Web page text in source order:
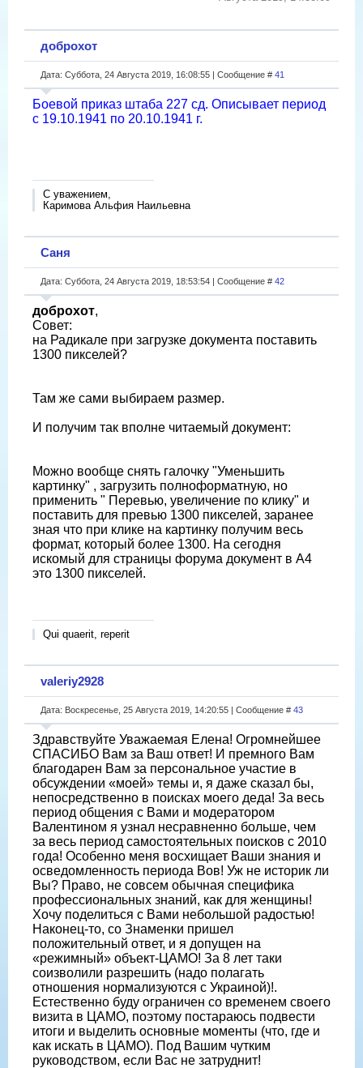
доброхот
Дата: Суббота, 24 Августа 2019, 16:08:55 | Сообщение # 41
Боевой приказ штаба 227 сд. Описывает период
с 19.10.1941 по 20.10.1941 г.
С уважением,
Каримова Альфия Наильевна
Саня
Дата: Суббота, 24 Августа 2019, 18:53:54 | Сообщение # 42
доброхот,
Совет:
на Радикале при загрузке документа поставить
1300 пикселей?
Там же сами выбираем размер.
И получим так вполне читаемый документ:
Можно вообще снять галочку "Уменьшить
картинку" , загрузить полноформатную, но
применить " Перевью, увеличение по клику" и
поставить для превью 1300 пикселей, заранее
зная что при клике на картинку получим весь
формат, который более 1300. На сегодня
искомый для страницы форума документ в А4
это 1300 пикселей.
Qui quaerit, reperit
valeriy2928
Дата: Воскресенье, 25 Августа 2019, 14:20:55 | Сообщение # 43
Здравствуйте Уважаемая Елена! Огромнейшее
СПАСИБО Вам за Ваш ответ! И премного Вам
благодарен Вам за персональное участие в
обсуждении «моей» темы и, я даже сказал бы,
непосредственно в поисках моего деда! За весь
период общения с Вами и модератором
Валентином я узнал несравненно больше, чем
за весь период самостоятельных поисков с 2010
года! Особенно меня восхищает Ваши знания и
осведомленность периода Вов! Уж не историк ли
Вы? Право, не совсем обычная специфика
профессиональных знаний, как для женщины!
Хочу поделиться с Вами небольшой радостью!
Наконец-то, со Знаменки пришел
положительный ответ, и я допущен на
«режимный» объект-ЦАМО! За 8 лет таки
соизволили разрешить (надо полагать
отношения нормализуются с Украиной)!.
Естественно буду ограничен со временем своего
визита в ЦАМО, поэтому постараюсь подвести
итоги и выделить основные моменты (что, где и
как искать в ЦАМО). Под Вашим чутким
руководством, если Вас не затруднит!